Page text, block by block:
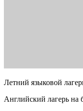
Летний языковой
Английский лагерь